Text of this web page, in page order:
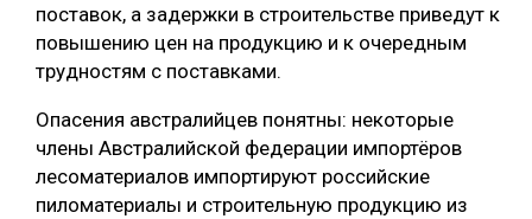
МЕБЕЛЬНОЕ ПРОИЗВОДСТВО
поставок, а задержки в строительстве приведут к
повышению цен на продукцию и к очередным
трудностям с поставками.
Опасения австралийцев понятны: некоторые
члены Австралийской федерации импортёров
лесоматериалов импортируют российские
пиломатериалы и строительную продукцию из